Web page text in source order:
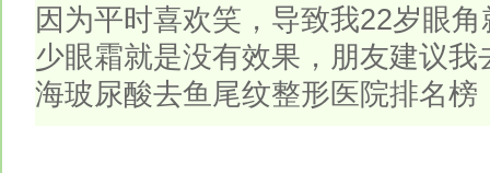
因为平时喜欢笑，导致我22岁眼
少眼霜就是没有效果，朋友建议
海玻尿酸去鱼尾纹整形医院排名